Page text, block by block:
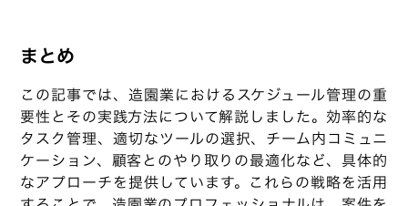
まとめ
この記事では、造園業におけるスケジュール管理の重
要性とその実践方法について解説しました。効率的な
タスク管理、適切なツールの選択、チーム内コミュニ
ケーション、顧客とのやり取りの最適化など、具体的
なアプローチを提供しています。これらの戦略を活用